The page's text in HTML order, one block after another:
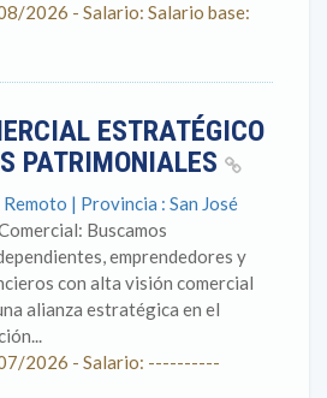
2026 - Salario: Salario base:
ESTRATÉGICO
PATRIMONIALES
| Provincia : San José
Buscamos
emprendedores y
con alta visión comercial
alianza estratégica en el
2026 - Salario: ----------